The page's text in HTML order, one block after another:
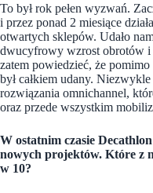
To był rok pełen wyzwań.
i przez ponad 2 miesiące
otwartych sklepów. Udało
dwucyfrowy wzrost obrotów i
zatem powiedzieć, że
był całkiem udany.
rozwiązania omnichannel,
oraz przede wszystkim
W ostatnim czasie
nowych projektów. Które z
w 10?